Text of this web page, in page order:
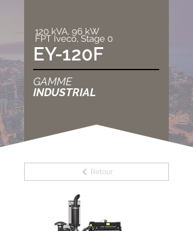
120 kVA, 96 kW
FPT Iveco, Stage 0
EY-120F
GAMME
INDUSTRIAL
Retour